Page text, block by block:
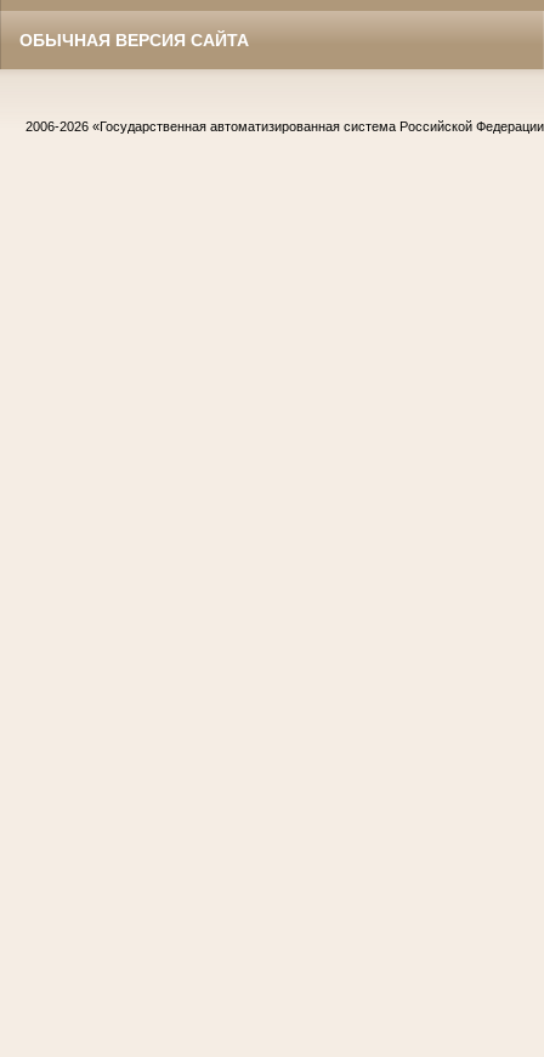
ОБЫЧНАЯ ВЕРСИЯ САЙТА
2006-2026 «Государственная автоматизированная система Российской